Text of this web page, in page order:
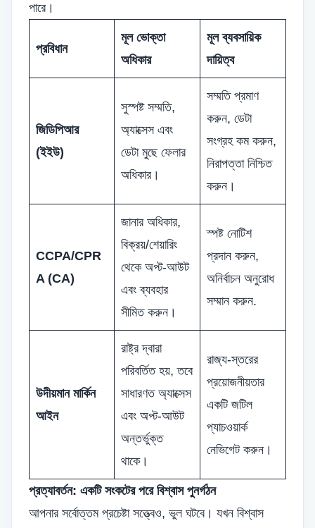
পারে।
প্রবিধান
মূল ভোক্তা
অধিকার
মূল ব্যবসায়িক
দায়িত্ব
জিডিপিআর
(ইইউ)
সুস্পষ্ট সম্মতি,
অ্যাক্সেস এবং
ডেটা মুছে ফেলার
অধিকার।
সম্মতি প্রমাণ
করুন, ডেটা
সংগ্রহ কম করুন,
নিরাপত্তা নিশ্চিত
করুন।
CCPA/CPR
A (CA)
জানার অধিকার,
বিক্রয়/শেয়ারিং
থেকে অপ্ট-আউট
এবং ব্যবহার
সীমিত করুন।
স্পষ্ট নোটিশ
প্রদান করুন,
অনির্বাচন অনুরোধ
সম্মান করুন.
উদীয়মান মার্কিন
আইন
রাষ্ট্র দ্বারা
পরিবর্তিত হয়, তবে
সাধারণত অ্যাক্সেস
এবং অপ্ট-আউট
অন্তর্ভুক্ত
থাকে।
রাজ্য-স্তরের
প্রয়োজনীয়তার
একটি জটিল
প্যাচওয়ার্ক
নেভিগেট করুন।
প্রত্যাবর্তন: একটি সংকটের পরে বিশ্বাস পুনর্গঠন
আপনার সর্বোত্তম প্রচেষ্টা সত্ত্বেও, ভুল ঘটবে। যখন বিশ্বাস